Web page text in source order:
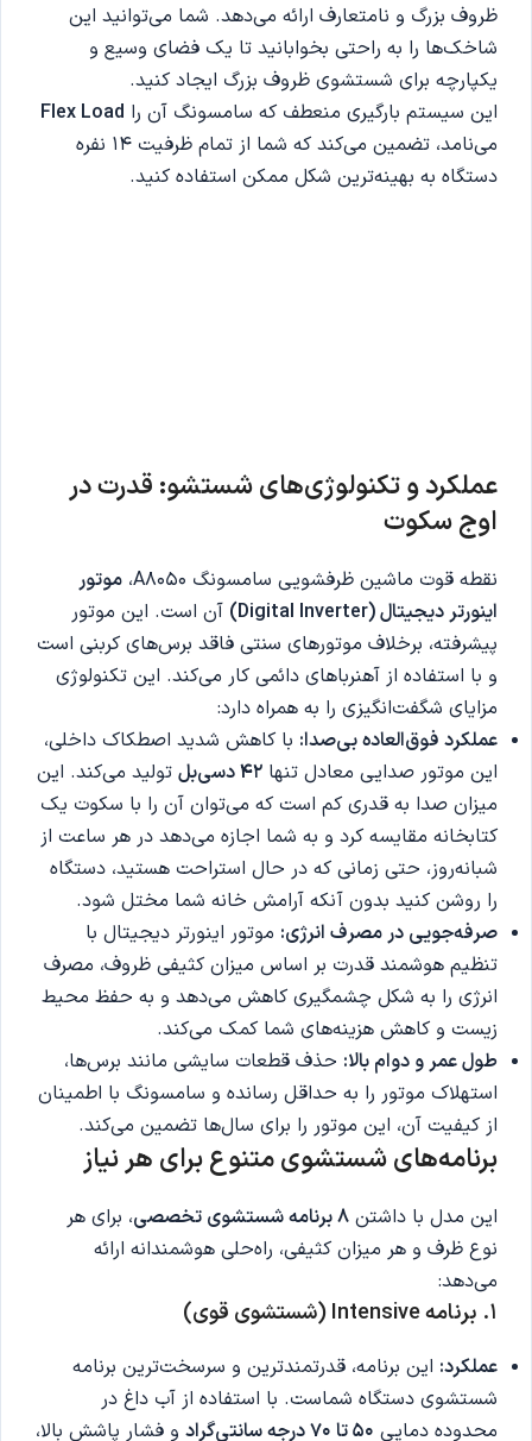
ظروف بزرگ و نامتعارف ارائه می‌دهد. شما می‌توانید این
شاخک‌ها را به راحتی بخوابانید تا یک فضای وسیع و
یکپارچه برای شستشوی ظروف بزرگ ایجاد کنید.
این سیستم بارگیری منعطف که سامسونگ آن را Flex Load
می‌نامد، تضمین می‌کند که شما از تمام ظرفیت 14 نفره
دستگاه به بهینه‌ترین شکل ممکن استفاده کنید.
عملکرد و تکنولوژی‌های شستشو: قدرت در
اوج سکوت
نقطه قوت ماشین ظرفشویی سامسونگ A8050،
موتور
اینورتر دیجیتال(Digital Inverter)
آن است. این موتور
پیشرفته، برخلاف موتورهای سنتی فاقد برس‌های کربنی است
و با استفاده از آهنرباهای دائمی کار می‌کند. این تکنولوژی
مزایای شگفت‌انگیزی را به همراه دارد:
عملکرد فوق‌العاده بی‌صدا: با کاهش شدید اصطکاک داخلی،
این موتور صدایی معادل تنها 42دسی‌بل تولید می‌کند. این
میزان صدا به قدری کم است که می‌توان آن را با سکوت یک
کتابخانه مقایسه کرد و به شما اجازه می‌دهد در هر ساعت از
شبانه‌روز، حتی زمانی که در حال استراحت هستید، دستگاه
را روشن کنید بدون آنکه آرامش خانه شما مختل شود.
صرفه‌جویی در مصرف انرژی: موتور اینورتر دیجیتال با
تنظیم هوشمند قدرت بر اساس میزان کثیفی ظروف، مصرف
انرژی را به شکل چشمگیری کاهش می‌دهد و به حفظ محیط
زیست و کاهش هزینه‌های شما کمک می‌کند.
طول عمر و دوام بالا: حذف قطعات سایشی مانند برس‌ها،
استهلاک موتور را به حداقل رسانده و سامسونگ با اطمینان
از کیفیت آن، این موتور را برای سال‌ها تضمین می‌کند.
برنامه‌های شستشوی متنوع برای هر نیاز
این مدل با داشتن 8برنامه شستشوی تخصصی، برای هر
نوع ظرف و هر میزان کثیفی، راه‌حلی هوشمندانه ارائه
می‌دهد:
۱. برنامه Intensive (شستشوی قوی)
عملکرد: این برنامه، قدرتمندترین و سرسخت‌ترین برنامه
شستشوی دستگاه شماست. با استفاده از آب داغ در
محدوده دمایی ۵۰ تا ۷۰ درجه سانتی‌گراد و فشار پاشش بالا،